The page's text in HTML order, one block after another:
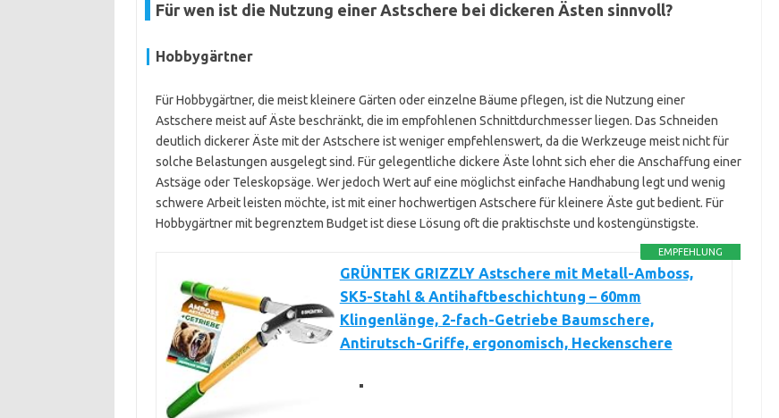
Für wen ist die Nutzung einer Astschere bei dickeren Ästen sinnvoll?
Hobbygärtner
Für Hobbygärtner, die meist kleinere Gärten oder einzelne Bäume pflegen, ist die Nutzung einer
Astschere meist auf Äste beschränkt, die im empfohlenen Schnittdurchmesser liegen. Das Schneiden
deutlich dickerer Äste mit der Astschere ist weniger empfehlenswert, da die Werkzeuge meist nicht für
solche Belastungen ausgelegt sind. Für gelegentliche dickere Äste lohnt sich eher die Anschaffung einer
Astsäge oder Teleskopsäge. Wer jedoch Wert auf eine möglichst einfache Handhabung legt und wenig
schwere Arbeit leisten möchte, ist mit einer hochwertigen Astschere für kleinere Äste gut bedient. Für
Hobbygärtner mit begrenztem Budget ist diese Lösung oft die praktischste und kostengünstigste.
EMPFEHLUNG
GRÜNTEK GRIZZLY Astschere mit Metall-Amboss,
SK5-Stahl & Antihaftbeschichtung – 60mm
Klingenlänge, 2-fach-Getriebe Baumschere,
Antirutsch-Griffe, ergonomisch, Heckenschere